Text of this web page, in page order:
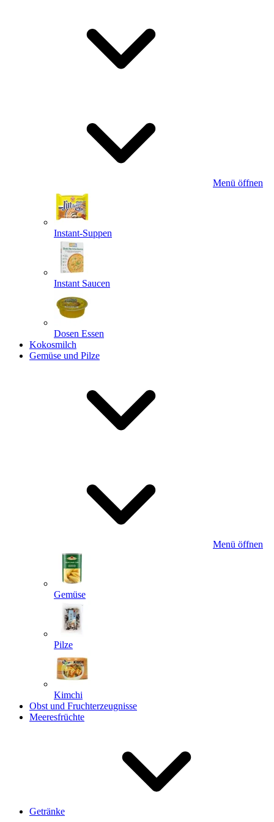
Menü öffnen
Instant-Suppen
Instant Saucen
Dosen Essen
Kokosmilch
Gemüse und Pilze
Menü öffnen
Gemüse
Pilze
Kimchi
Obst und Fruchterzeugnisse
Meeresfrüchte
Getränke